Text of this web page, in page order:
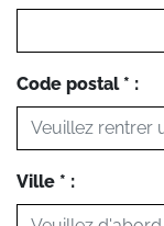
Code postal * :
Ville * :